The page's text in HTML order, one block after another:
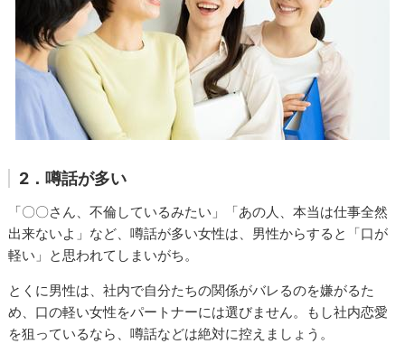
2．噂話が多い
「〇〇さん、不倫しているみたい」「あの人、本当は仕事全然
出来ないよ」など、噂話が多い女性は、男性からすると「口が
軽い」と思われてしまいがち。
とくに男性は、社内で自分たちの関係がバレるのを嫌がるた
め、口の軽い女性をパートナーには選びません。もし社内恋愛
を狙っているなら、噂話などは絶対に控えましょう。